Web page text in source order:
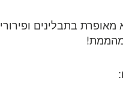
מאופרת בתבלינים ופירורי